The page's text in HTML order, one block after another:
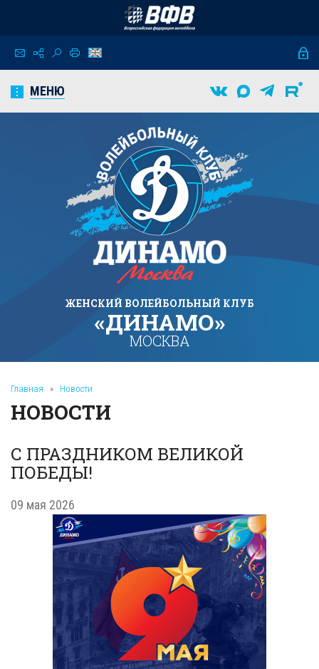
МЕНЮ
ЖЕНСКИЙ ВОЛЕЙБОЛЬНЫЙ КЛУБ
«ДИНАМО»
МОСКВА
Главная » Новости
НОВОСТИ
С ПРАЗДНИКОМ ВЕЛИКОЙ
ПОБЕДЫ!
09 мая 2026